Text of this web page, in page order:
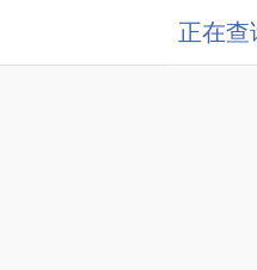
正在查